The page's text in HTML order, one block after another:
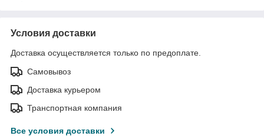
Условия доставки
Доставка осуществляется только по предоплате.
Самовывоз
Доставка курьером
Транспортная компания
Все условия доставки